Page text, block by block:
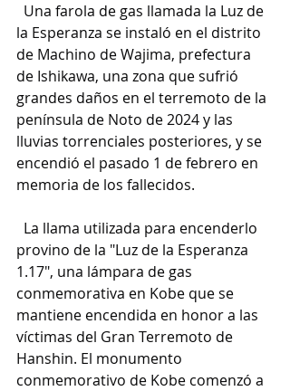
Una farola de gas llamada la Luz de
la Esperanza se instaló en el distrito
de Machino de Wajima, prefectura
de Ishikawa, una zona que sufrió
grandes daños en el terremoto de la
península de Noto de 2024 y las
lluvias torrenciales posteriores, y se
encendió el pasado 1 de febrero en
memoria de los fallecidos.
La llama utilizada para encenderlo
provino de la "Luz de la Esperanza
1.17", una lámpara de gas
conmemorativa en Kobe que se
mantiene encendida en honor a las
víctimas del Gran Terremoto de
Hanshin. El monumento
conmemorativo de Kobe comenzó a